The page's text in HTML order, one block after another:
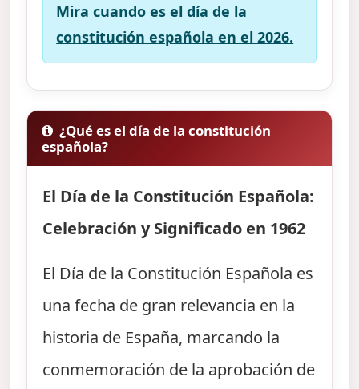
Mira cuando es el día de la
constitución española en el 2026.
¿Qué es el día de la constitución
española?
El Día de la Constitución Española:
Celebración y Significado en 1962
El Día de la Constitución Española es
una fecha de gran relevancia en la
historia de España, marcando la
conmemoración de la aprobación de